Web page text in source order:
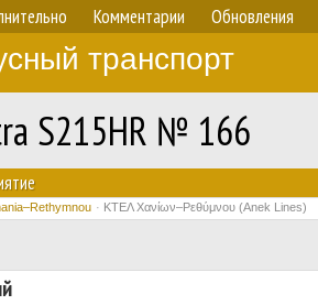
Комментарии Обновления
транспорт
S215HR № 166
ΚΤΕΛ Χανίων–Ρεθύμνου (Anek Lines)